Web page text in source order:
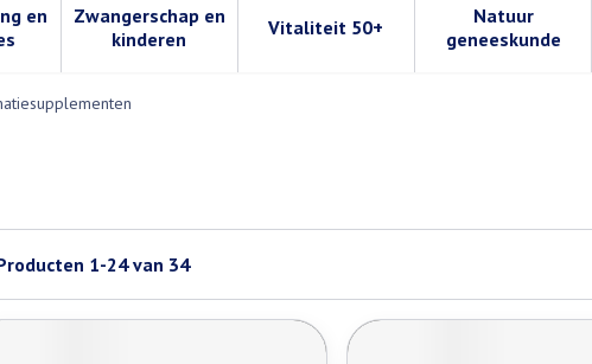
verzorging en hygiëne categorie
en
submenu voor Dieet, voeding en vitamines categorie
Zwangerschap en
kinderenToon submenu voor Zwangerschap en kinderen
Vitaliteit 50+Toon submenu voor Vitaliteit
Natuur
geneeskunde
Toon
1-24van 34